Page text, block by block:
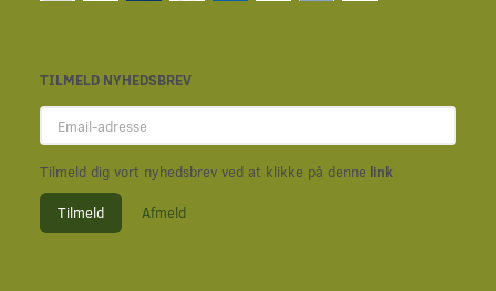
TILMELD NYHEDSBREV
Email-
adresse
Tilmeld dig vort nyhedsbrev ved at klikke på denne link
Tilmeld Afmeld